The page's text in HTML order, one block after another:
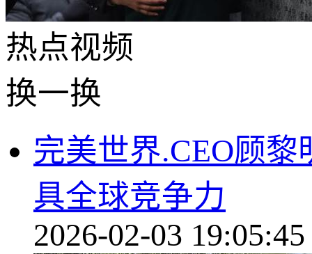
热点视频
换一换
完美世界.CEO顾
具全球竞争力
2026-02-03 19:05:45